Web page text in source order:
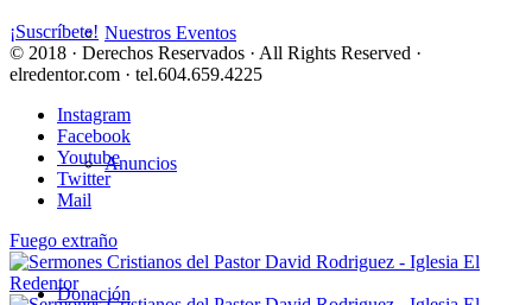
Nuestros Eventos
Anuncios
Donación
¡Suscríbete!
© 2018 · Derechos Reservados · All Rights Reserved ·
elredentor.com · tel.604.659.4225
Instagram
Facebook
Youtube
Twitter
Mail
Fuego extraño